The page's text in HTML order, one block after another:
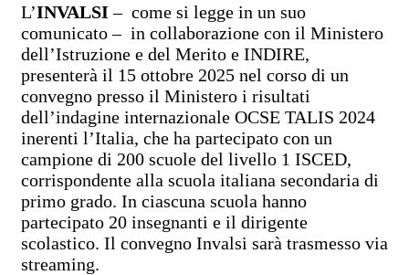
L’INVALSI – come si legge in un suo
comunicato – in collaborazione con il Ministero
dell’Istruzione e del Merito e INDIRE,
presenterà il 15 ottobre 2025 nel corso di un
convegno presso il Ministero i risultati
dell’indagine internazionale OCSE TALIS 2024
inerenti l’Italia, che ha partecipato con un
campione di 200 scuole del livello 1 ISCED,
corrispondente alla scuola italiana secondaria di
primo grado. In ciascuna scuola hanno
partecipato 20 insegnanti e il dirigente
scolastico. Il convegno Invalsi sarà trasmesso via
streaming.